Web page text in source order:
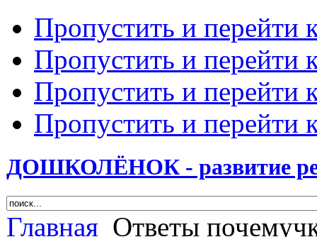
Пропустить и перейти
Пропустить и перейти
Пропустить и перейти
Пропустить и перейти
ДОШКОЛЁНОК - развитие
Главная Ответы